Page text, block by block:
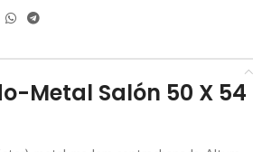
Metal Salón 50 X 54